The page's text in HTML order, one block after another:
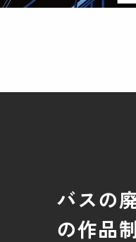
バスの
の作品